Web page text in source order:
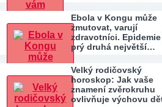
Ebola v Kongu může
zmutovat, varují
zdravotníci.
prý druhá největší…
Velký rodičovský
horoskop: Jak vaše
znamení zvěrokruhu
ovlivňuje výchovu